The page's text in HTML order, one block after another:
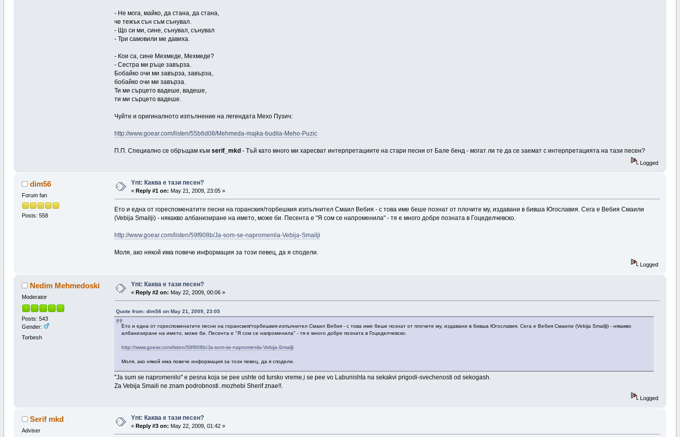
- Не мога, майко, да стана, да стана,
че тежък сън съм сънувал.
- Що си ми, сине, сънувал, сънувал
- Три самовили ме давиха.
- Кои са, сине Мехмеде, Мехмеде?
- Сестра ми ръце завърза.
Бобайко очи ми завърза, завърза,
бобайко очи ми завърза.
Ти ми сърцето вадеше, вадеше,
ти ми сърцето вадеше.
Чуйте и оригиналното изпълнение на легендата Мехо Пузич:
http://www.goear.com/listen/55b6d08/Mehmeda-majka-budila-Meho-Puzic
П.П. Специално се обръщам къмserif_mkd - Тъй като много ми харесват интерпретациите на стари песни от Бале бенд - могат ли те да се заемат с интерпретацията на тази песен?
Logged
dim56
Forum fan
Posts: 558
Ynt: Каква е тази песен?
« Reply #1 on: May 21, 2009, 23:05 »
Ето и една от гореспоменатите песни на горанския/торбешкия изпълнител Смаил Вебия - с това име беше познат от плочите му, издавани в бивша Югославия. Сега е Вебия Смаили
(Vebija Smailji) - някакво албанизиране на името, може би. Песента е "Я сом се напроменила" - тя е много добре позната в Гоцеделчевско.
http://www.goear.com/listen/59f908b/Ja-som-se-napromenila-Vebija-Smailji
Моля, ако някой има повече информация за този певец, да я сподели.
Logged
Nedim Mehmedoski
Moderator
Posts: 543
Gender:
Torbesh
Ynt: Каква е тази песен?
« Reply #2 on: May 22, 2009, 00:06 »
Quote from: dim56 on May 21, 2009, 23:05
Ето и една от гореспоменатите песни на горанския/торбешкия изпълнител Смаил Вебия - с това име беше познат от плочите му, издавани в бивша Югославия. Сега е Вебия Смаили (Vebija Smailji) - някакво
албанизиране на името, може би. Песента е "Я сом се напроменила" - тя е много добре позната в Гоцеделчевско.
http://www.goear.com/listen/59f908b/Ja-som-se-napromenila-Vebija-Smailji
Моля, ако някой има повече информация за този певец, да я сподели.
"Ja sum se napromenilo" e pesna koja se pee ushte od tursko vreme,i se pee vo Labunishta na sekakvi prigodi-svechenosti od sekogash.
Za Vebija Smaili ne znam podrobnosti..mozhebi Sherif znae!!.
Logged
Serif mkd
Adviser
Ynt: Каква е тази песен?
« Reply #3 on: May 22, 2009, 01:42 »